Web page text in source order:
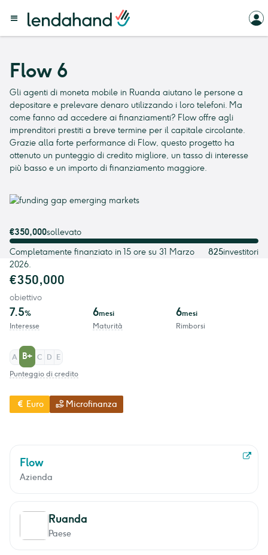
Flow 6
Gli agenti di moneta mobile in Ruanda aiutano le persone a
depositare e prelevare denaro utilizzando i loro telefoni. Ma
come fanno ad accedere ai finanziamenti? Flow offre agli
imprenditori prestiti a breve termine per il capitale circolante.
Grazie alla forte performance di Flow, questo progetto ha
ottenuto un punteggio di credito migliore, un tasso di interesse
più basso e un importo di finanziamento maggiore.
Flow
Azienda
Ruanda
Paese
€350,000sollevato
Completamente finanziato in 15 ore su 31 Marzo
2026.
825investitori
€350,000
obiettivo
7.5%
Interesse
6mesi
Maturità
6mesi
Rimborsi
A B+ C D
E
Punteggio di credito
Euro Microfinanza